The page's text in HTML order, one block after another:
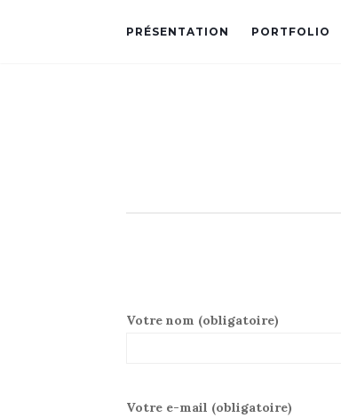
PRÉSENTATION PORTFOLIO
Votre nom (obligatoire)
Votre e-mail (obligatoire)